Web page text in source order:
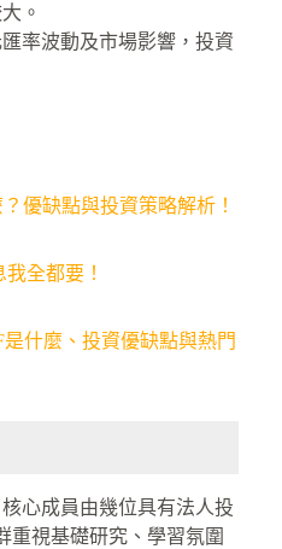
。
率波動及市場影響，投資
優缺點與投資策略解析！
全都要！
什麼、投資優缺點與熱門
心成員由幾位具有法人投
重視基礎研究、學習氛圍